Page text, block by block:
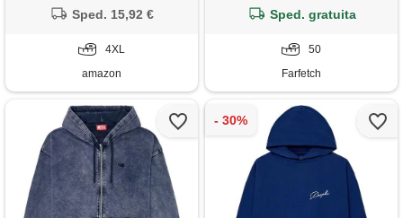
Sped. 15,92 €
4XL
amazon
Sped. gratuita
50
Farfetch